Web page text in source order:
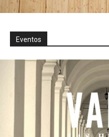
Eventos